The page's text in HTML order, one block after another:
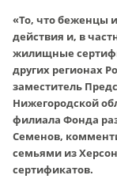
«То, что беженцы
действия и, в
жилищные
других регионах
заместитель
Нижегородской
филиала Фонда
Семенов,
семьями из
сертификатов.